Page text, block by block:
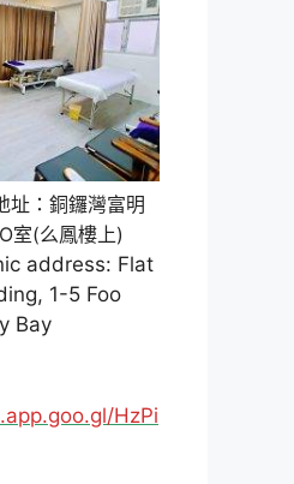
址：銅鑼灣富明
室(么鳳樓上)
address: Flat
1-5 Foo
Bay
HzPi